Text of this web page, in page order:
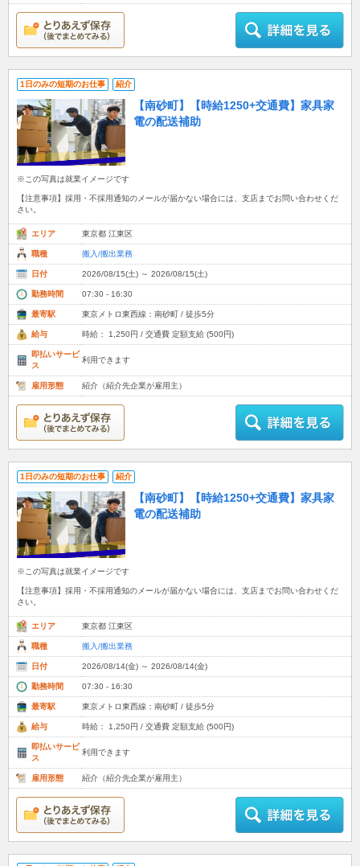
1日のみの短期のお仕事 紹介
【南砂町】【時給1250+交通費】家具家
電の配送補助
※この写真は就業イメージです
【注意事項】採用・不採用通知のメールが届かない場合には、支店までお問い合わせくだ
さい。
エリア 東京都 江東区
職種 搬入/搬出業務
日付 2026/08/15(土) ～ 2026/08/15(土)
勤務時間 07:30 - 16:30
最寄駅 東京メトロ東西線：南砂町 / 徒歩5分
給与 時給： 1,250円 / 交通費 定額支給 (500円)
即払いサービ
ス
利用できます
雇用形態 紹介（紹介先企業が雇用主）
1日のみの短期のお仕事 紹介
【南砂町】【時給1250+交通費】家具家
電の配送補助
※この写真は就業イメージです
【注意事項】採用・不採用通知のメールが届かない場合には、支店までお問い合わせくだ
さい。
エリア 東京都 江東区
職種 搬入/搬出業務
日付 2026/08/14(金) ～ 2026/08/14(金)
勤務時間 07:30 - 16:30
最寄駅 東京メトロ東西線：南砂町 / 徒歩5分
給与 時給： 1,250円 / 交通費 定額支給 (500円)
即払いサービ
ス
利用できます
雇用形態 紹介（紹介先企業が雇用主）